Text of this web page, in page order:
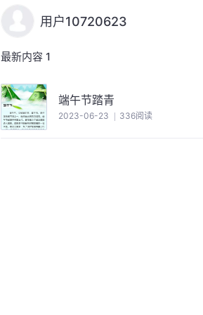
用户10720623
最新内容 1
端午节踏青
2023-06-23 336阅读